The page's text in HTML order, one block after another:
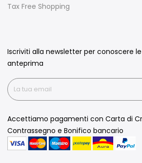
Tax Free Shopping
Iscriviti alla newsletter per conoscere
anteprima
Accettiamo pagamenti con Carta di
Contrassegno e Bonifico bancario